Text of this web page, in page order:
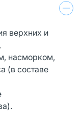
верхних и
насморком,
(в составе